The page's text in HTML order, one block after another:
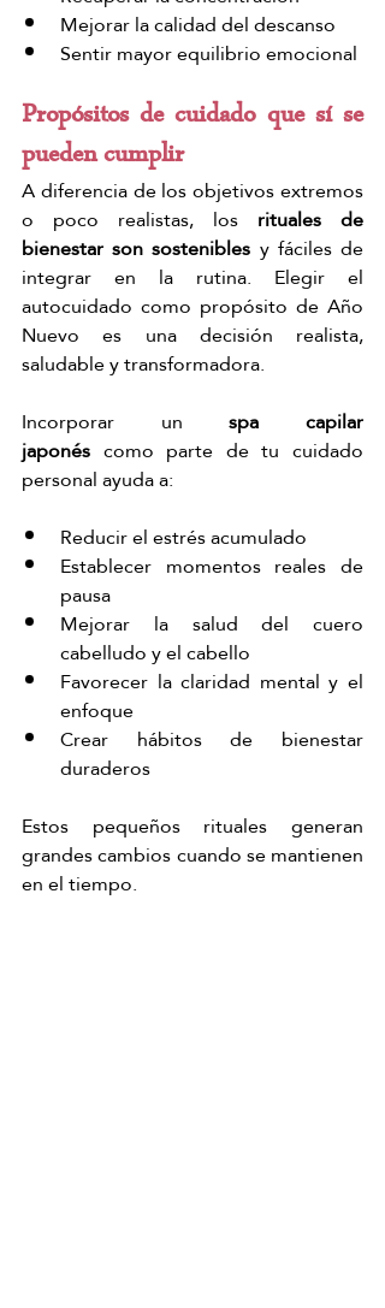
Mejorar la calidad del descanso
Sentir mayor equilibrio emocional
Propósitos de cuidado que sí se
pueden cumplir
A diferencia de los objetivos extremos
o poco realistas, los rituales de
bienestar son sostenibles y fáciles de
integrar en la rutina. Elegir el
autocuidado como propósito de Año
Nuevo es una decisión realista,
saludable y transformadora.
Incorporar un spa capilar
japonés como parte de tu cuidado
personal ayuda a:
Reducir el estrés acumulado
Establecer momentos reales de
pausa
Mejorar la salud del cuero
cabelludo y el cabello
Favorecer la claridad mental y el
enfoque
Crear hábitos de bienestar
duraderos
Estos pequeños rituales generan
grandes cambios cuando se mantienen
en el tiempo.